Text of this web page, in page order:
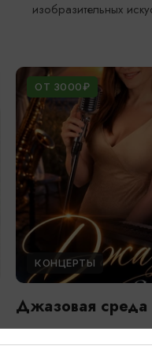
изобразительных
ОТ 3000₽
КОНЦЕРТЫ
Джазовая среда